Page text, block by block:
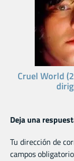
Cruel World
Deja una
Tu dirección de
campos